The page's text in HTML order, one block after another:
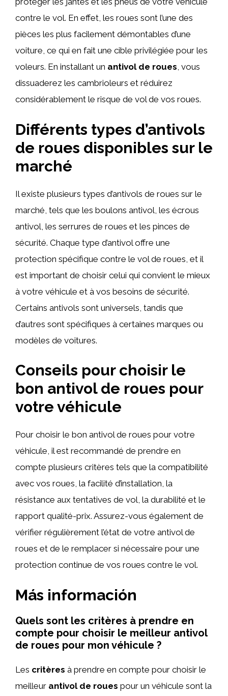
contre le vol. En effet, les roues sont l’une des
pièces les plus facilement démontables d’une
voiture, ce qui en fait une cible privilégiée pour les
voleurs. En installant un antivol de roues, vous
dissuaderez les cambrioleurs et réduirez
considérablement le risque de vol de vos roues.
Différents types d’antivols
de roues disponibles sur le
marché
Il existe plusieurs types d’antivols de roues sur le
marché, tels que les boulons antivol, les écrous
antivol, les serrures de roues et les pinces de
sécurité. Chaque type d’antivol offre une
protection spécifique contre le vol de roues, et il
est important de choisir celui qui convient le mieux
à votre véhicule et à vos besoins de sécurité.
Certains antivols sont universels, tandis que
d’autres sont spécifiques à certaines marques ou
modèles de voitures.
Conseils pour choisir le
bon antivol de roues pour
votre véhicule
Pour choisir le bon antivol de roues pour votre
véhicule, il est recommandé de prendre en
compte plusieurs critères tels que la compatibilité
avec vos roues, la facilité d’installation, la
résistance aux tentatives de vol, la durabilité et le
rapport qualité-prix. Assurez-vous également de
vérifier régulièrement l’état de votre antivol de
roues et de le remplacer si nécessaire pour une
protection continue de vos roues contre le vol.
Más información
Quels sont les critères à prendre en
compte pour choisir le meilleur antivol
de roues pour mon véhicule ?
Les critères à prendre en compte pour choisir le
meilleur antivol de roues pour un véhicule sont la